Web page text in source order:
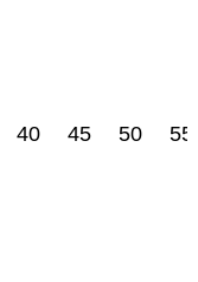
40 45 50 55